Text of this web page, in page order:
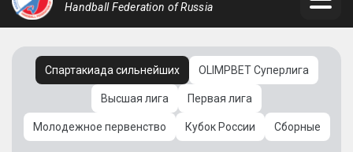
Handball Federation of Russia
Спартакиада сильнейших OLIMPBET Суперлига
Высшая лига Первая лига
Молодежное первенство Кубок России Сборные